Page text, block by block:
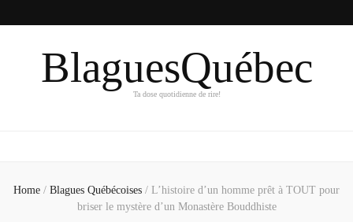
BlaguesQuébec
Ta dose quotidienne de rire!
Home / Blagues Québécoises / L’histoire d’un homme prêt à TOUT pour
briser le mystère d’un Monastère Bouddhiste